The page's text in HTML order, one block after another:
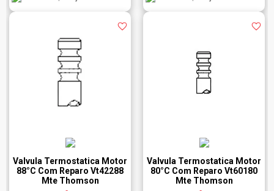
Valvula Termostatica Motor
88°C Com Reparo Vt42288
Mte Thomson
Valvula Termostatica Motor
80°C Com Reparo Vt60180
Mte Thomson